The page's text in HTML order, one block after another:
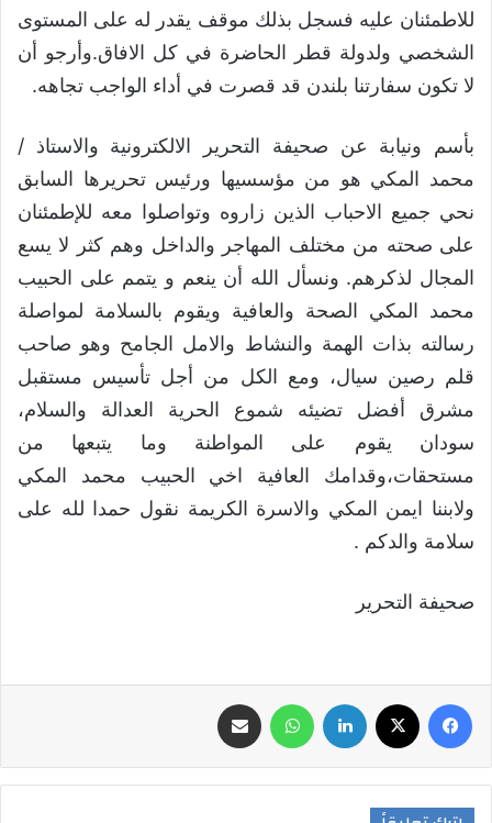
للاطمئنان عليه فسجل بذلك موقف يقدر له على المستوى
الشخصي ولدولة قطر الحاضرة في كل الافاق.وأرجو أن
لا تكون سفارتنا بلندن قد قصرت في أداء الواجب تجاهه.
بأسم ونيابة عن صحيفة التحرير الالكترونية والاستاذ /
محمد المكي هو من مؤسسيها ورئيس تحريرها السابق
نحي جميع الاحباب الذين زاروه وتواصلوا معه للإطمئنان
على صحته من مختلف المهاجر والداخل وهم كثر لا يسع
المجال لذكرهم. ونسأل الله أن ينعم و يتمم على الحبيب
محمد المكي الصحة والعافية ويقوم بالسلامة لمواصلة
رسالته بذات الهمة والنشاط والامل الجامح وهو صاحب
قلم رصين سيال، ومع الكل من أجل تأسيس مستقبل
مشرق أفضل تضيئه شموع الحرية العدالة والسلام،
سودان يقوم على المواطنة وما يتبعها من
مستحقات،وقدامك العافية اخي الحبيب محمد المكي
ولابننا ايمن المكي والاسرة الكريمة نقول حمدا لله على
سلامة والدكم .
صحيفة التحرير